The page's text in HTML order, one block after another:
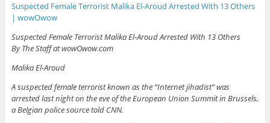
Suspected Female Terrorist Malika El-Aroud Arrested With 13 Others
| wowOwow
Suspected Female Terrorist Malika El-Aroud Arrested With 13 Others
By The Staff at wowOwow.com
Malika El-Aroud
A suspected female terrorist known as the “Internet jihadist” was
arrested last night on the eve of the European Union Summit in Brussels,
a Belgian police source told CNN.